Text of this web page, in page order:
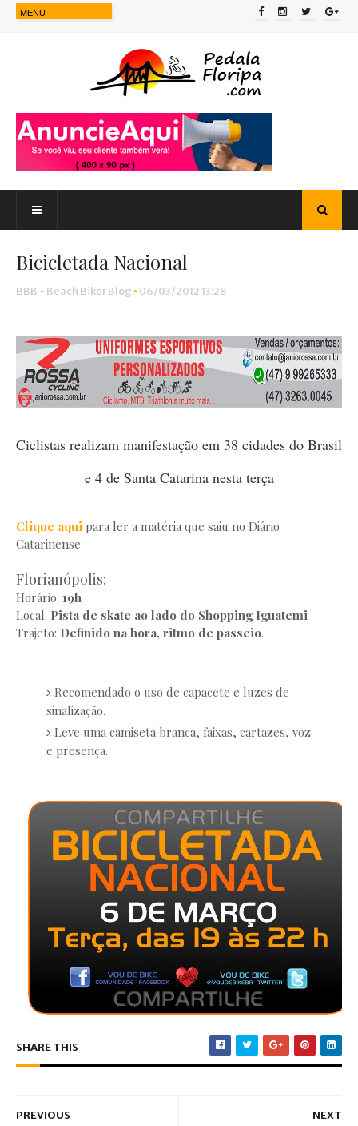
Bicicletada Nacional
BBB - Beach Biker Blog • 06/03/2012 13:28
Ciclistas realizam manifestação em 38 cidades do Brasil
e 4 de Santa Catarina nesta terça
Clique aqui para ler a matéria que saiu no Diário
Catarinense
Florianópolis:
Horário: 19h
Local: Pista de skate ao lado do Shopping Iguatemi
Trajeto: Definido na hora, ritmo de passeio.
Recomendado o uso de capacete e luzes de
sinalização.
Leve uma camiseta branca, faixas, cartazes, voz
e presença.
SHARE THIS
NEXT
PREVIOUS